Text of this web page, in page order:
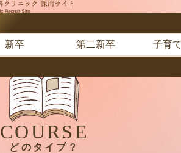
新卒 第二新卒 子育
どのタイプ？
COURSE